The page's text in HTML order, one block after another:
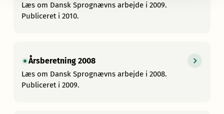
Læs om Dansk Sprognævns arbejde i 2009.
Publiceret i 2010.
Årsberetning 2008
Læs om Dansk Sprognævns arbejde i 2008.
Publiceret i 2009.